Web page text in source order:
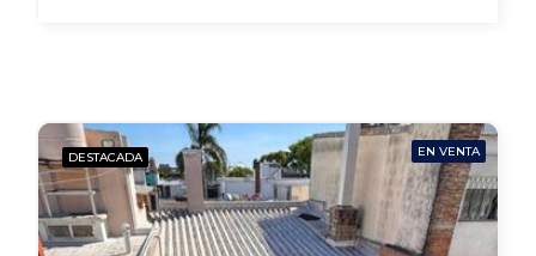
DESTACADA EN VENTA